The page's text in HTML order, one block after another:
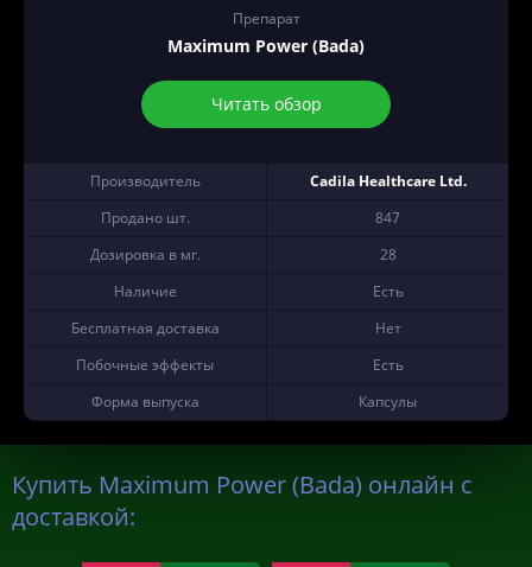
Препарат
Maximum Power (Bada)
Читать обзор
Производитель
Cadila Healthcare Ltd.
Продано шт.
847
Дозировка в мг.
28
Наличие
Есть
Бесплатная доставка
Нет
Побочные эффекты
Есть
Форма выпуска
Капсулы
Купить Maximum Power (Bada) онлайн с
доставкой: